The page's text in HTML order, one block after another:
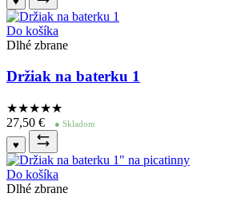
through
Do košíka
Dlhé zbrane
Držiak na baterku 1
★★★★★
27,50 € ● Skladom
♥
Do košíka
Dlhé zbrane